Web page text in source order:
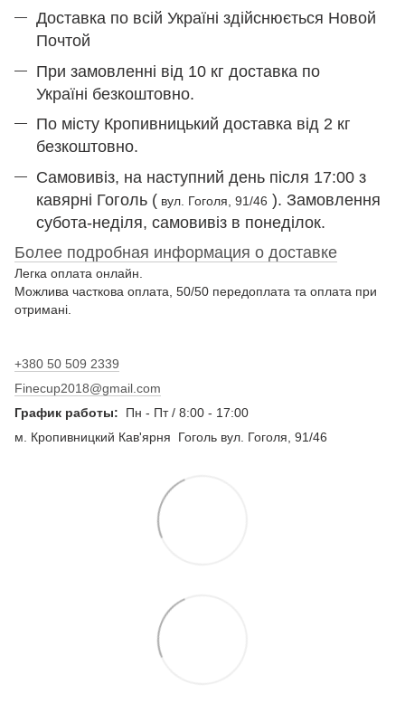
Доставка по всій Україні здійснюється Новой
Почтой
При замовленні від 10 кг доставка по
Україні безкоштовно.
По місту Кропивницький доставка від 2 кг
безкоштовно.
Самовивіз, на наступний день ​​після 17:00 з
кавярні Гоголь ( вул. Гоголя, 91/46 ). Замовлення
субота-неділя, самовивіз в понеділок.
Более подробная информация о доставке
Легка оплата онлайн.
Можлива часткова оплата, 50/50 передоплата та оплата при
отримані.
+380 50 509 2339
Finecup2018@gmail.com
График работы: Пн - Пт / 8:00 - 17:00
м. Кропивницкий Кав'ярня Гоголь вул. Гоголя, 91/46